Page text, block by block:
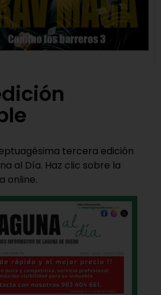
tercera edición
al Día. Haz clic sobre la
online.